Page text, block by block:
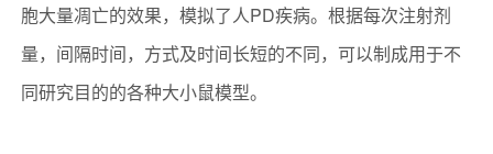
胞大量凋亡的效果，模拟了人PD疾病。根据每次注射剂
量，间隔时间，方式及时间长短的不同，可以制成用于不
同研究目的的各种大小鼠模型。